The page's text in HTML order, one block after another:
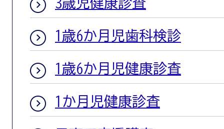
1歳6か月児歯科検診
1歳6か月児健康診査
1か月児健康診査